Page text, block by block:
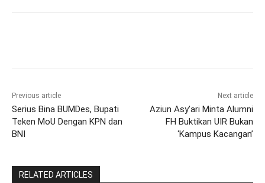
Previous article
Serius Bina BUMDes, Bupati
Teken MoU Dengan KPN dan
BNI
Next article
Aziun Asy’ari Minta Alumni
FH Buktikan UIR Bukan
‘Kampus Kacangan’
RELATED ARTICLES